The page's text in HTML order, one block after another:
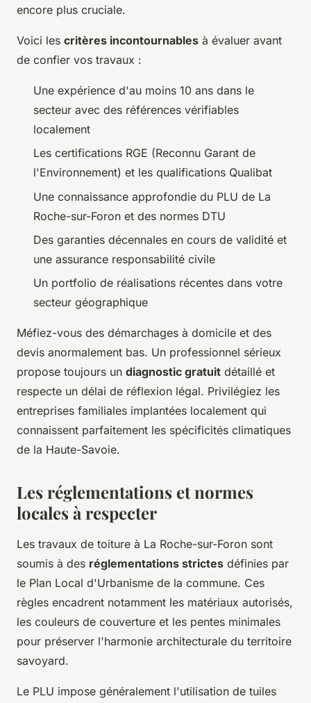
encore plus cruciale.
Voici les critères incontournables à évaluer avant
de confier vos travaux :
Une expérience d'au moins 10 ans dans le
secteur avec des références vérifiables
localement
Les certifications RGE (Reconnu Garant de
l'Environnement) et les qualifications Qualibat
Une connaissance approfondie du PLU de La
Roche-sur-Foron et des normes DTU
Des garanties décennales en cours de validité et
une assurance responsabilité civile
Un portfolio de réalisations récentes dans votre
secteur géographique
Méfiez-vous des démarchages à domicile et des
devis anormalement bas. Un professionnel sérieux
propose toujours un diagnostic gratuit détaillé et
respecte un délai de réflexion légal. Privilégiez les
entreprises familiales implantées localement qui
connaissent parfaitement les spécificités climatiques
de la Haute-Savoie.
Les réglementations et normes
locales à respecter
Les travaux de toiture à La Roche-sur-Foron sont
soumis à des réglementations strictes définies par
le Plan Local d'Urbanisme de la commune. Ces
règles encadrent notamment les matériaux autorisés,
les couleurs de couverture et les pentes minimales
pour préserver l'harmonie architecturale du territoire
savoyard.
Le PLU impose généralement l'utilisation de tuiles